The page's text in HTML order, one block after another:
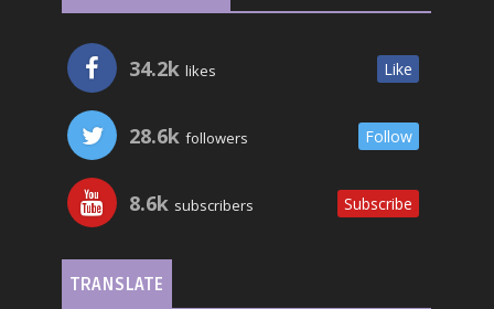
34.2k likes Like
28.6k followers Follow
8.6k subscribers Subscribe
TRANSLATE